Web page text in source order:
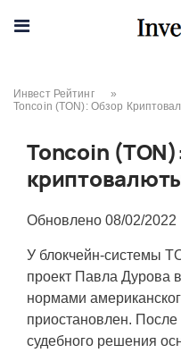
Инвест Рейтинг
»
Toncoin (TON): Обзор
Toncoin
Обновлено 08/02/2022
У блокчейн-системы
проект Павла Дурова
нормами
приостановлен. После
судебного решения